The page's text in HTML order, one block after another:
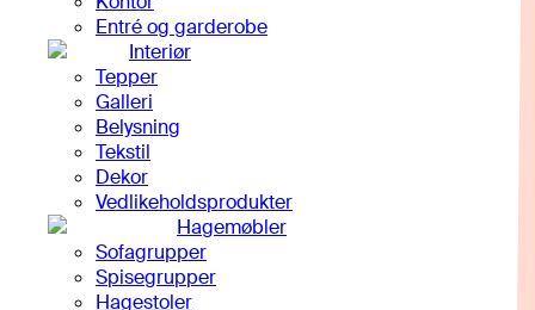
Entré og garderobe
Interiør
Tepper
Galleri
Belysning
Tekstil
Dekor
Vedlikeholdsprodukter
Hagemøbler
Sofagrupper
Spisegrupper
Hagestoler